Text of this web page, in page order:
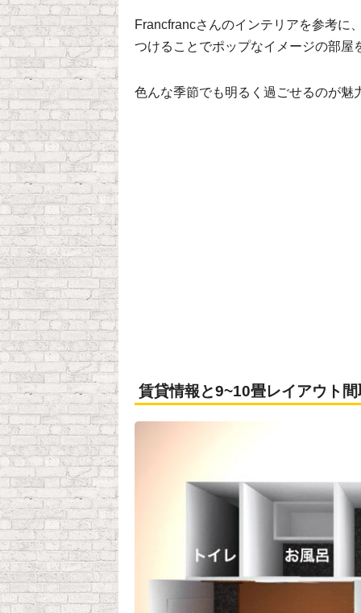
Francfrancさんのインテリアを参考に
つけることでポップなイメージの部屋
色んな季節でも明るく過ごせるのが
賃貸情報と9~10畳レイアウト